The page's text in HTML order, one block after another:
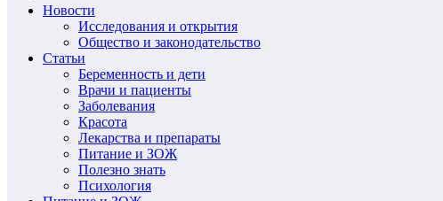
Новости
Исследования и открытия
Общество и законодательство
Статьи
Беременность и дети
Врачи и пациенты
Заболевания
Красота
Лекарства и препараты
Питание и ЗОЖ
Полезно знать
Психология